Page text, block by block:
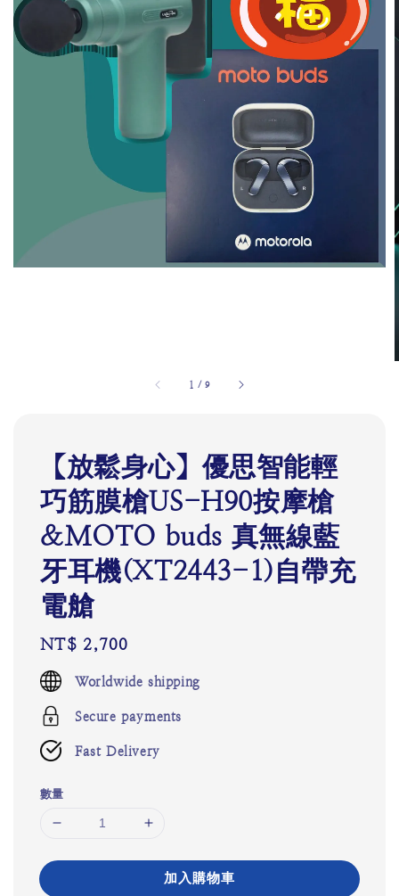
1 /9
【放鬆身心】優思智能輕
巧筋膜槍US-H90按摩槍
&MOTO buds 真無線藍
牙耳機(XT2443-1)自帶充
電艙
Regular
price
NT$ 2,700
Worldwide shipping
Secure payments
Fast Delivery
數量
加入購物車